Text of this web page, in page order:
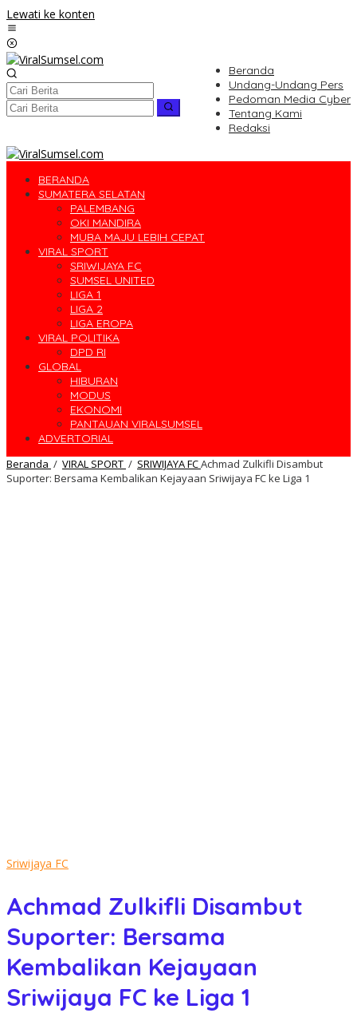
Lewati ke konten
Beranda
Undang-Undang Pers
Pedoman Media Cyber
Tentang Kami
Redaksi
BERANDA
SUMATERA SELATAN
PALEMBANG
OKI MANDIRA
MUBA MAJU LEBIH CEPAT
VIRAL SPORT
SRIWIJAYA FC
SUMSEL UNITED
LIGA 1
LIGA 2
LIGA EROPA
VIRAL POLITIKA
DPD RI
GLOBAL
HIBURAN
MODUS
EKONOMI
PANTAUAN VIRALSUMSEL
ADVERTORIAL
Beranda / VIRAL SPORT / SRIWIJAYA FCAchmad Zulkifli Disambut
Suporter: Bersama Kembalikan Kejayaan Sriwijaya FC ke Liga 1
Sriwijaya FC
Achmad Zulkifli Disambut
Suporter: Bersama
Kembalikan Kejayaan
Sriwijaya FC ke Liga 1